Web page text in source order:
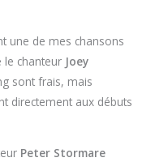
une de mes chansons
le chanteur Joey
sont frais, mais
directement aux débuts
Peter Stormare